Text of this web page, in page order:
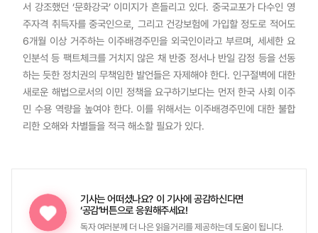
서 강조했던 ‘문화강국’ 이미지가 흔들리고 있다. 중국교포가 다수인 영
주자격 취득자를 중국인으로, 그리고 건강보험에 가입할 정도로 적어도
6개월 이상 거주하는 이주배경주민을 외국인이라고 부르며, 세세한 요
인분석 등 팩트체크를 거치지 않은 채 반중 정서나 반일 감정 등을 선동
하는 듯한 정치권의 무책임한 발언들은 자제해야 한다. 인구절벽에 대한
새로운 해법으로서의 이민 정책을 요구하기보다는 먼저 한국 사회 이주
민 수용 역량을 높여야 한다. 이를 위해서는 이주배경주민에 대한 불합
리한 오해와 차별들을 적극 해소할 필요가 있다.
기사는 어떠셨나요? 이 기사에 공감하신다면
‘공감’버튼으로 응원해주세요!
독자 여러분께 더 나은 읽을거리를 제공하는데 도움이 됩니다.